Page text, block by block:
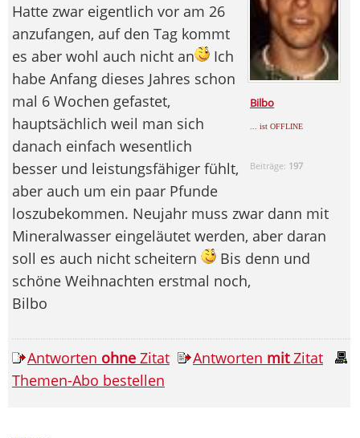
Bilbo
... ist OFFLINE
Beiträge: 197
Hatte zwar eigentlich vor am 26
anzufangen, auf den Tag kommt
es aber wohl auch nicht an
Ich
habe Anfang dieses Jahres schon
mal 6 Wochen gefastet,
hauptsächlich weil man sich
danach einfach wesentlich
besser und leistungsfähiger fühlt,
aber auch um ein paar Pfunde
loszubekommen. Neujahr muss zwar dann mit
Mineralwasser eingeläutet werden, aber daran
soll es auch nicht scheitern
Bis denn und
schöne Weihnachten erstmal noch,
Bilbo
Antworten ohne Zitat Antworten mitZitat
Themen-Abo bestellen